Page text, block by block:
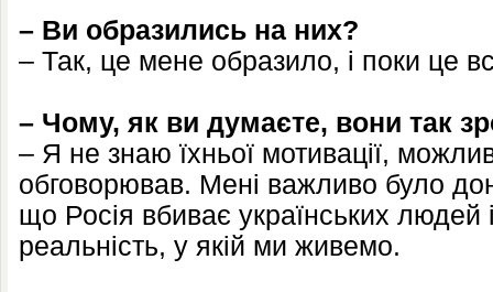
– Ви образились на них?
– Так, це мене образило, і поки це
– Чому, як ви думаєте, вони так
– Я не знаю їхньої мотивації,
обговорював. Мені важливо було
що Росія вбиває українських людей
реальність, у якій ми живемо.